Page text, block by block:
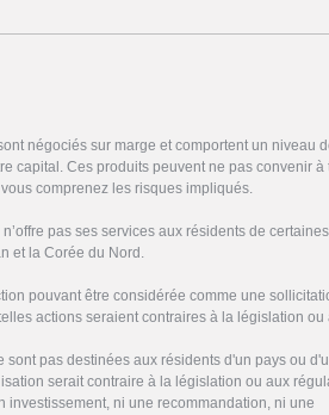
négociés sur marge et comportent un niveau
capital. Ces produits peuvent ne pas convenir à
comprenez les risques impliqués.
pas ses services aux résidents de certaines
et la Corée du Nord.
pouvant être considérée comme une
actions seraient contraires à la législation ou
pas destinées aux résidents d'un pays ou
serait contraire à la législation ou aux
investissement, ni une recommandation, ni une